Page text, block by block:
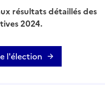
résultats détaillés des
2024.
l'élection